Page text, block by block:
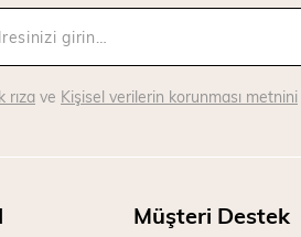
rıza ve Kişisel verilerin korunması metnini
Müşteri Destek